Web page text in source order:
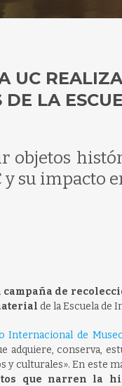
UC
DE LA
objetos
su impacto
campaña de
de la Escuela de
Internacional de
adquiere, conserva,
culturales». En este
que narren la